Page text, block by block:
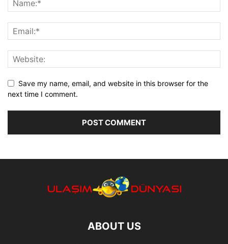
Save my name, email, and website in this browser for the
next time I comment.
ABOUT US